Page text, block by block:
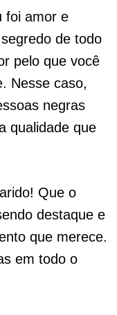
foi amor e
de todo
pelo que você
Nesse caso,
negras
qualidade que
Que o
destaque e
que merece.
em todo o